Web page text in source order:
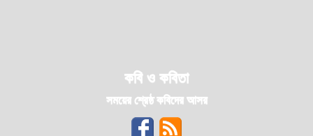
কবি ও কবিতা
সময়ের শ্রেষ্ঠ কবিদের আসর